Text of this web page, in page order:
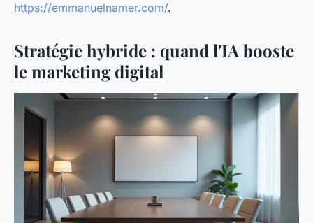
https://emmanuelnamer.com/.
Stratégie hybride : quand l'IA booste
le marketing digital